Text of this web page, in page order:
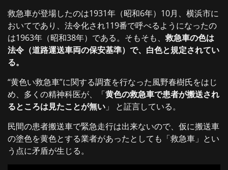
救急車が登場したのは1931年（昭和6年）10月、横浜市に
おいてであり、法令化され119番で呼べるようになったの
は1963年（昭和38年）である。そもそも、救急車の色は
法令（道路運送車両の保安基準）で、白色と規定されてい
る。
“黄色い救急車”に関する調査を行なった風野春樹氏をはじ
め、多くの精神科医が、「黄色の救急車で患者が搬送され
るところは見たことが無い 」 と証言している。
民間の患者搬送車で緊急走行は出来ないので、仮に搬送車
の塗色を黄色とする業者があったとしても「救急車」とい
う点に矛盾が生じる。